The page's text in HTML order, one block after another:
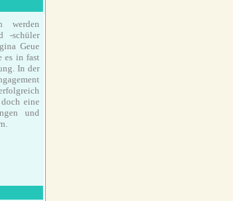
werden
-schüler
Geue
es in fast
In der
eine
und